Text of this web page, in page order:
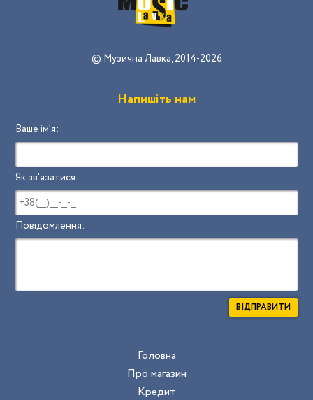
© Музична Лавка, 2014-2026
Напишіть нам
Ваше ім'я:
Як зв'язатися:
Повідомлення:
ВІДПРАВИТИ
Головна
Про магазин
Кредит